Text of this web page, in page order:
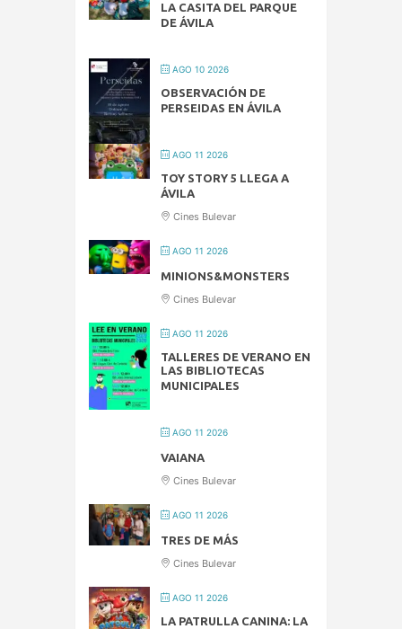
LA CASITA DEL PARQUE
DE ÁVILA
AGO 10 2026
OBSERVACIÓN DE
PERSEIDAS EN ÁVILA
AGO 11 2026
TOY STORY 5 LLEGA A
ÁVILA
Cines Bulevar
AGO 11 2026
MINIONS&MONSTERS
Cines Bulevar
AGO 11 2026
TALLERES DE VERANO EN
LAS BIBLIOTECAS
MUNICIPALES
AGO 11 2026
VAIANA
Cines Bulevar
AGO 11 2026
TRES DE MÁS
Cines Bulevar
AGO 11 2026
LA PATRULLA CANINA: LA